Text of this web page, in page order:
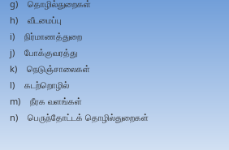
g) தொழில்துறைகள்
h) வீடமைப்பு
i) நிர்மாணத்துறை
j) போக்குவரத்து
k) நெடுஞ்சாலைகள்
l) கடற்றொழில்
m) நீரக வளங்கள்
n) பெருந்தோட்டக் தொழில்துறைகள்